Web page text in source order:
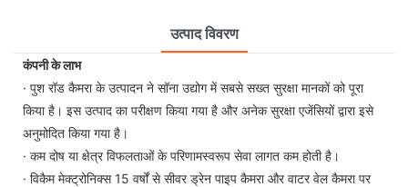
उत्पाद विवरण
कंपनी के लाभ
· पुश रॉड कैमरा के उत्पादन ने सॉना उद्योग में सबसे सख्त सुरक्षा मानकों को पूरा
किया है। इस उत्पाद का परीक्षण किया गया है और अनेक सुरक्षा एजेंसियों द्वारा इसे
अनुमोदित किया गया है।
· कम दोष या क्षेत्र विफलताओं के परिणामस्वरूप सेवा लागत कम होती है।
· विकैम मेक्ट्रोनिक्स 15 वर्षों से सीवर ड्रेन पाइप कैमरा और वाटर वेल कैमरा पर